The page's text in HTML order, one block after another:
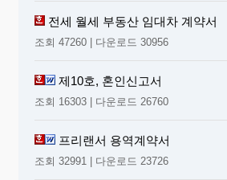
전세 월세 부동산 임대차 계약서
조회 47260 | 다운로드 30956
제10호, 혼인신고서
조회 16303 | 다운로드 26760
프리랜서 용역계약서
조회 32991 | 다운로드 23726